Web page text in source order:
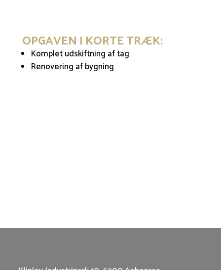
OPGAVEN I KORTE TRÆK:
Komplet udskiftning af tag
Renovering af bygning